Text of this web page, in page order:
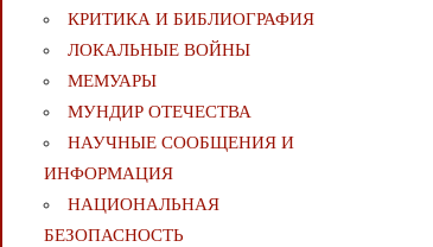
КРИТИКА И БИБЛИОГРАФИЯ
ЛОКАЛЬНЫЕ ВОЙНЫ
МЕМУАРЫ
МУНДИР ОТЕЧЕСТВА
НАУЧНЫЕ СООБЩЕНИЯ И
ИНФОРМАЦИЯ
НАЦИОНАЛЬНАЯ
БЕЗОПАСНОСТЬ